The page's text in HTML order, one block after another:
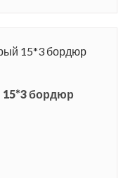
15*3 бордюр